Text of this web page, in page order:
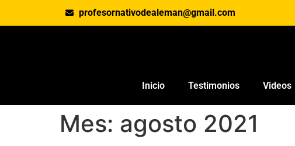
profesornativodealeman@gmail.com
Inicio Testimonios Videos
Mes: agosto 2021